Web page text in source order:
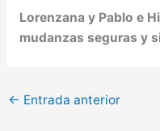
Lorenzana y Pablo e
mudanzas seguras y
← Entrada anterior